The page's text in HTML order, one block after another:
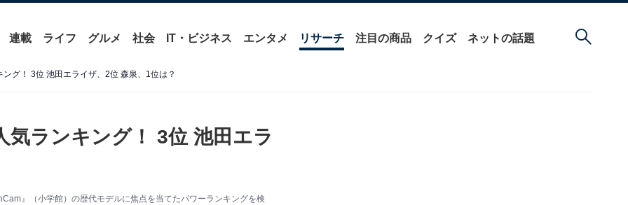
連載 ライフ グルメ 社会 IT・ビジネス エンタメ リサーチ 注目の商品 クイズ ネットの話題
ング！ 3位 池田エライザ、2位 森泉、1位は？
気ランキング！ 3位 池田エラ
』（小学館）の歴代モデルに焦点を当てたパワーランキングを検